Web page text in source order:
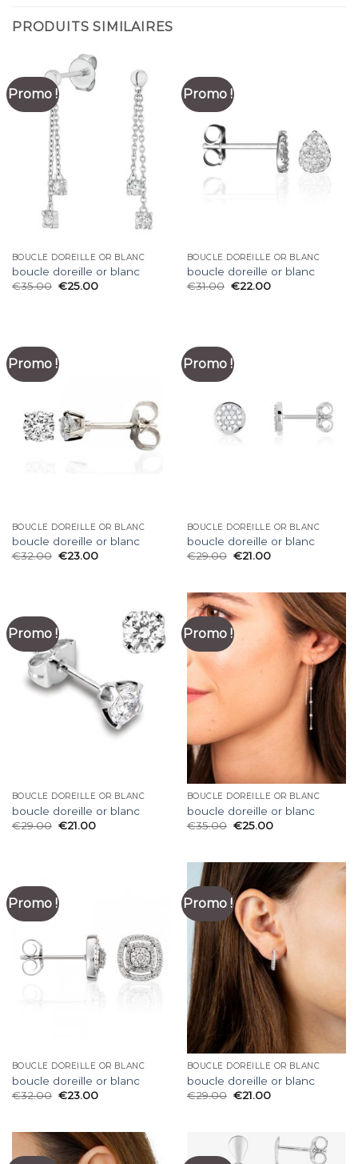
PRODUITS SIMILAIRES
Promo !
BOUCLE DOREILLE OR BLANC
boucle doreille or blanc
€35.00 €25.00
Promo !
BOUCLE DOREILLE OR BLANC
boucle doreille or blanc
€31.00 €22.00
Promo !
BOUCLE DOREILLE OR BLANC
boucle doreille or blanc
€32.00 €23.00
Promo !
BOUCLE DOREILLE OR BLANC
boucle doreille or blanc
€29.00 €21.00
Promo !
BOUCLE DOREILLE OR BLANC
boucle doreille or blanc
€29.00 €21.00
Promo !
BOUCLE DOREILLE OR BLANC
boucle doreille or blanc
€35.00 €25.00
Promo !
BOUCLE DOREILLE OR BLANC
boucle doreille or blanc
€32.00 €23.00
Promo !
BOUCLE DOREILLE OR BLANC
boucle doreille or blanc
€29.00 €21.00